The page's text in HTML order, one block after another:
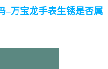
–万宝龙手表生锈是否属